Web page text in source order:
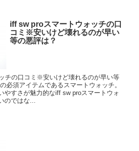
iff sw proスマートウォッチの口
コミ※安いけど壊れるのが早い
等の悪評は？
チの口コミ※安いけど壊れるのが早い等
必須アイテムであるスマートウォッチ。
やすさが魅力的なiff sw proスマートウォ
のではな...